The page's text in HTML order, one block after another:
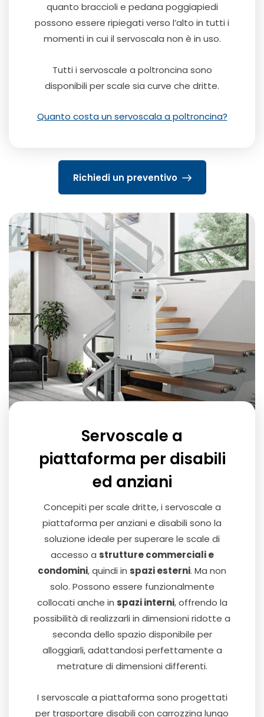
quanto braccioli e pedana poggiapiedi
possono essere ripiegati verso l’alto in tutti i
momenti in cui il servoscala non è in uso.
Tutti i servoscale a poltroncina sono
disponibili per scale sia curve che dritte.
Quanto costa un servoscala a poltroncina?
Richiedi un preventivo
Servoscale a
piattaforma per disabili
ed anziani
Concepiti per scale dritte, i servoscale a
piattaforma per anziani e disabili sono la
soluzione ideale per superare le scale di
accesso a strutture commerciali e
condomini, quindi in spazi esterni. Ma non
solo. Possono essere funzionalmente
collocati anche in spazi interni, offrendo la
possibilità di realizzarli in dimensioni ridotte a
seconda dello spazio disponibile per
alloggiarli, adattandosi perfettamente a
metrature di dimensioni differenti.
I servoscale a piattaforma sono progettati
per trasportare disabili con carrozzina lungo